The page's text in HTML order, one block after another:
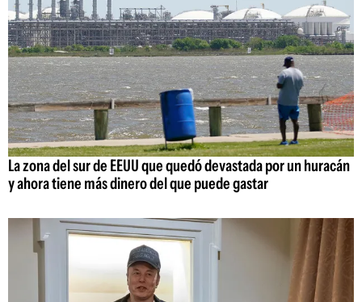
La zona del sur de EEUU que quedó devastada por un huracán
y ahora tiene más dinero del que puede gastar